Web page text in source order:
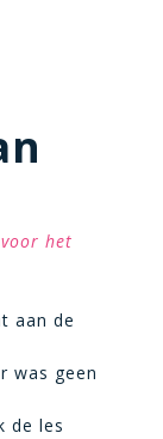
het
aan de
was geen
de les